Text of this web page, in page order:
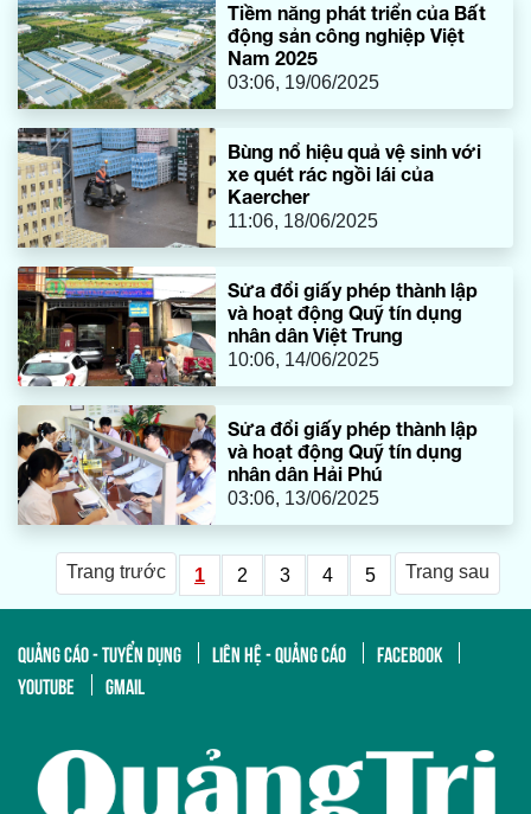
Tiềm năng phát triển của Bất
động sản công nghiệp Việt
Nam 2025
03:06, 19/06/2025
Bùng nổ hiệu quả vệ sinh với
xe quét rác ngồi lái của
Kaercher
11:06, 18/06/2025
Sửa đổi giấy phép thành lập
và hoạt động Quỹ tín dụng
nhân dân Việt Trung
10:06, 14/06/2025
Sửa đổi giấy phép thành lập
và hoạt động Quỹ tín dụng
nhân dân Hải Phú
03:06, 13/06/2025
Trang trước 1 2 3 4 5 Trang sau
QUẢNG CÁO - TUYỂN DỤNG LIÊN HỆ - QUẢNG CÁO
FACEBOOK
YOUTUBE
GMAIL